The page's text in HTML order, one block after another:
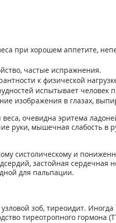
при хорошем аппетите,
частые испражнения.
к физической
испытывает человек
изображения в глазах,
очевидна эритема
руки, мышечная слабость в
систолическому и
застойная сердечная
для пальпации.
зоб, тиреоидит.
тиреотропного гормона